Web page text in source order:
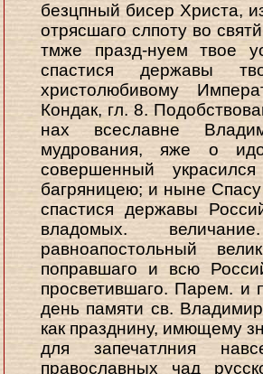
безцпный бисер Христа,
отрясшаго слпоту во
тмже празд-нуем твое
спастися державы
христолюбивому
Кондак, гл. 8.
нах всеславне
мудрования, яже о
совершенный
багряницею; и ныне
спастися державы
владомых.
равноапостольный
поправшаго и всю
просветившаго. Парем.
день памяти св.
как празднину, имющему
для запечатлния
православных чад